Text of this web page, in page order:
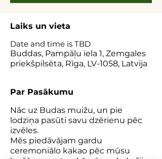
Laiks un vieta
Date and time is TBD
Buddas, Pampāļu iela 1, Zemgales
priekšpilsēta, Rīga, LV-1058, Latvija
Par Pasākumu
Nāc uz Budas muižu, un pie
lodziņa pasūti savu dzērienu pēc
izvēles.
Mēs piedāvājam gardu
ceremoniālo kakao pēc mūsu